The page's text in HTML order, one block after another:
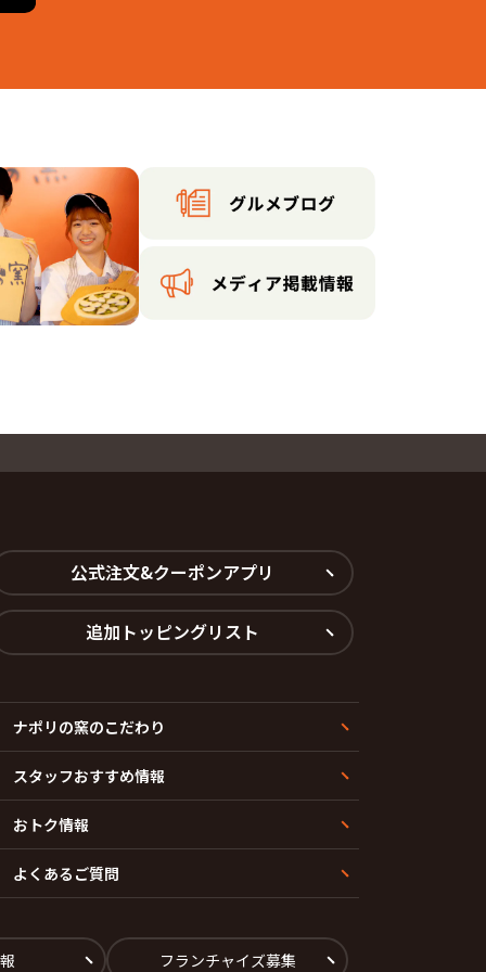
公式注文&クーポンアプリ
追加トッピングリスト
ナポリの窯のこだわり
スタッフおすすめ情報
おトク情報
よくあるご質問
フランチャイズ募集